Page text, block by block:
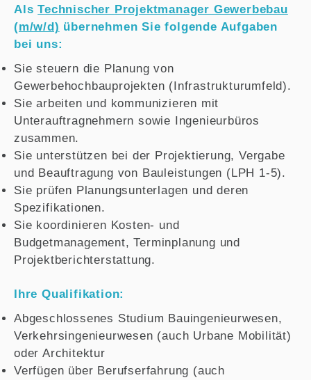
AlsTechnischer Projektmanager Gewerbebau
(m/w/d) übernehmen Sie folgende Aufgaben
bei uns:
Sie steuern die Planung von
Gewerbehochbauprojekten (Infrastrukturumfeld).
Sie arbeiten und kommunizieren mit
Unterauftragnehmern sowie Ingenieurbüros
zusammen.
Sie unterstützen bei der Projektierung, Vergabe
und Beauftragung von Bauleistungen (LPH 1-5).
Sie prüfen Planungsunterlagen und deren
Spezifikationen.
Sie koordinieren Kosten- und
Budgetmanagement, Terminplanung und
Projektberichterstattung.
Ihre Qualifikation:
Abgeschlossenes Studium Bauingenieurwesen,
Verkehrsingenieurwesen (auch Urbane Mobilität)
oder Architektur
Verfügen über Berufserfahrung (auch